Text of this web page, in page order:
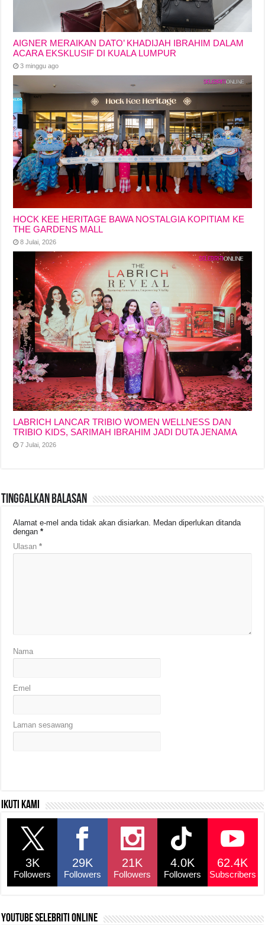
AIGNER MERAIKAN DATO’ KHADIJAH IBRAHIM DALAM
ACARA EKSKLUSIF DI KUALA LUMPUR
3 minggu ago
HOCK KEE HERITAGE BAWA NOSTALGIA KOPITIAM KE
THE GARDENS MALL
8 Julai, 2026
LABRICH LANCAR TRIBIO WOMEN WELLNESS DAN
TRIBIO KIDS, SARIMAH IBRAHIM JADI DUTA JENAMA
7 Julai, 2026
Tinggalkan Balasan
Alamat e-mel anda tidak akan disiarkan. Medan diperlukan ditanda
dengan*
Ulasan*
Nama
Emel
Laman sesawang
Ikuti kami
3K
Followers
29K
Followers
21K
Followers
4.0K
Followers
62.4K
Subscribers
YouTube selebriti online